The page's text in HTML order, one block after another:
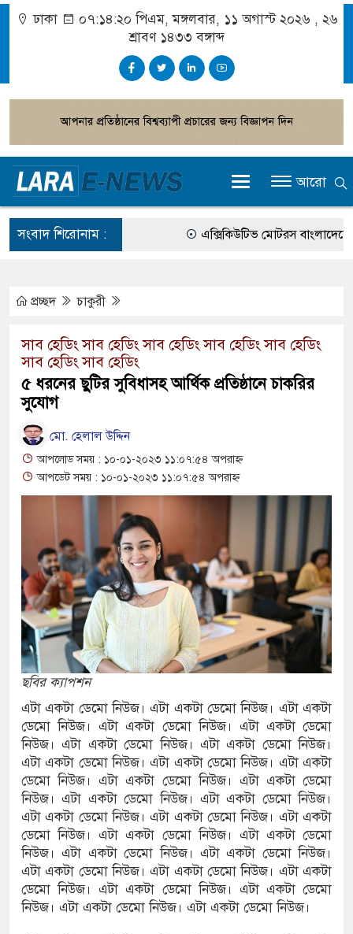
ঢাকা ০৭:১৪:২১ পিএম, মঙ্গলবার, ১১ অগাস্ট ২০২৬ , ২৬
শ্রাবণ ১৪৩৩ বঙ্গাব্দ
আরো
সংবাদ শিরোনাম : এক্সিকিউটিভ মোটরস বাংলাদেশে
বাংলাদেশের তৈরি পোশাকের বড়
প্রচ্ছদ চাকুরী
সাব হেডিং সাব হেডিং সাব হেডিং সাব হেডিং সাব হেডিং
সাব হেডিং সাব হেডিং
৫ ধরনের ছুটির সুবিধাসহ আর্থিক প্রতিষ্ঠানে চাকরির
সুযোগ
মো. হেলাল উদ্দিন
আপলোড সময় : ১০-০১-২০২৩ ১১:০৭:৫৪ অপরাহ্ন
আপডেট সময় : ১০-০১-২০২৩ ১১:০৭:৫৪ অপরাহ্ন
ছবির ক্যাপশন
এটা একটা ডেমো নিউজ। এটা একটা ডেমো নিউজ। এটা একটা
ডেমো নিউজ। এটা একটা ডেমো নিউজ। এটা একটা ডেমো
নিউজ। এটা একটা ডেমো নিউজ। এটা একটা ডেমো নিউজ।
এটা একটা ডেমো নিউজ। এটা একটা ডেমো নিউজ। এটা একটা
ডেমো নিউজ। এটা একটা ডেমো নিউজ। এটা একটা ডেমো
নিউজ। এটা একটা ডেমো নিউজ। এটা একটা ডেমো নিউজ।
এটা একটা ডেমো নিউজ। এটা একটা ডেমো নিউজ। এটা একটা
ডেমো নিউজ। এটা একটা ডেমো নিউজ। এটা একটা ডেমো
নিউজ। এটা একটা ডেমো নিউজ। এটা একটা ডেমো নিউজ।
এটা একটা ডেমো নিউজ। এটা একটা ডেমো নিউজ। এটা একটা
ডেমো নিউজ। এটা একটা ডেমো নিউজ। এটা একটা ডেমো
নিউজ। এটা একটা ডেমো নিউজ। এটা একটা ডেমো নিউজ।